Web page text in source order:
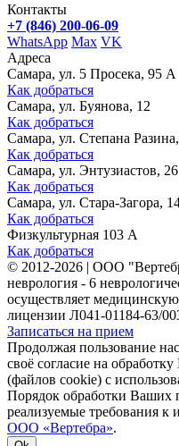
Контакты
+7 (846) 200-06-09
WhatsApp Max VK
Адреса
Самара, ул. 5 Просека, 95 А
Как добраться
Самара, ул. Буянова, 12
Как добраться
Самара, ул. Степана
Как добраться
Самара, ул. Энтузиастов, 26
Как добраться
Самара, ул. Стара-Загора,
Как добраться
Физкультурная 103 А
Как добраться
© 2012-2026 | ООО
неврология - 6
осуществляет
лицензии Л041-01184-63/
Записаться на прием
Продолжая пользование
своё согласие на
(файлов cookie) с
Порядок обработки Ваших
реализуемые требования к
ООО «Вертебра».